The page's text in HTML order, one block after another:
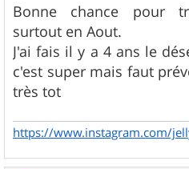
s
s
a
g
e
Bonne chance pour
surtout en Aout.
J'ai fais il y a 4 ans le
c'est super mais faut
très tot
https://www.instagram.com/